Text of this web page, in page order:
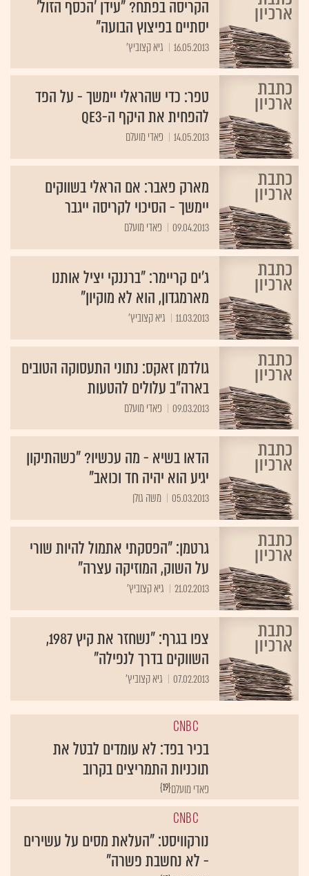
יסתיים בפיצוץ הבועה"
16.05.2013 גיא קצוביץ'
להפחית את היקף ה-QE3
14.05.2013 פאדי מועלם
יימשך - הסיכוי לקריסה ייגבר
09.04.2013 פאדי מועלם
מארמגדון, הוא לא מוקיון"
11.03.2013 גיא קצוביץ'
בארה"ב עלולים להטעות
09.03.2013 פאדי מועלם
יגיע הוא יהיה חד וכואב"
05.03.2013 משה גולן
על השוק, המוזיקה עצרה"
21.02.2013 גיא קצוביץ'
השווקים בדרך לנפילה"
07.02.2013 גיא קצוביץ'
בכיר בפד: לא עומדים לבטל את
תוכניות התמריצים בקרוב
פאדי מועלם
נורקוויסט: "העלאת מסים על עשירים
- לא נחשבת פשרה"
{19}פאדי מועלם